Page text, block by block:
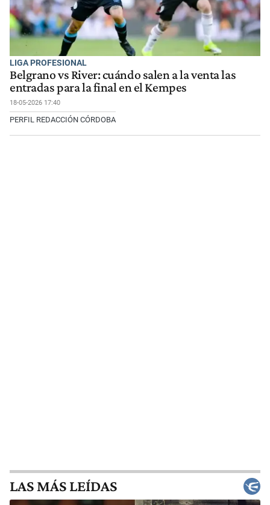
LIGA PROFESIONAL
Belgrano vs River: cuándo salen a la venta las
entradas para la final en el Kempes
18-05-2026 17:40
PERFIL REDACCIÓN CÓRDOBA
LAS MÁS LEÍDAS